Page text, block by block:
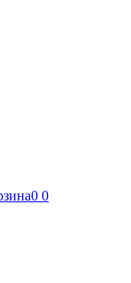
0 0